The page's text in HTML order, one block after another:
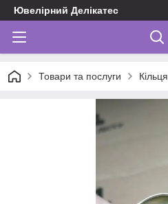
Ювелірний Делікатес
Товари та послуги Кільця